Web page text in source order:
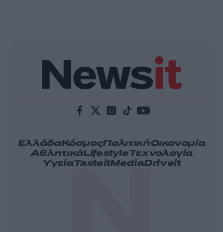
ΕλλάδαΚόσμοςΠολιτικήΟικονομία
ΑθλητικάLifestyleΤεχνολογία
ΥγείαTasteitMediaDriveit